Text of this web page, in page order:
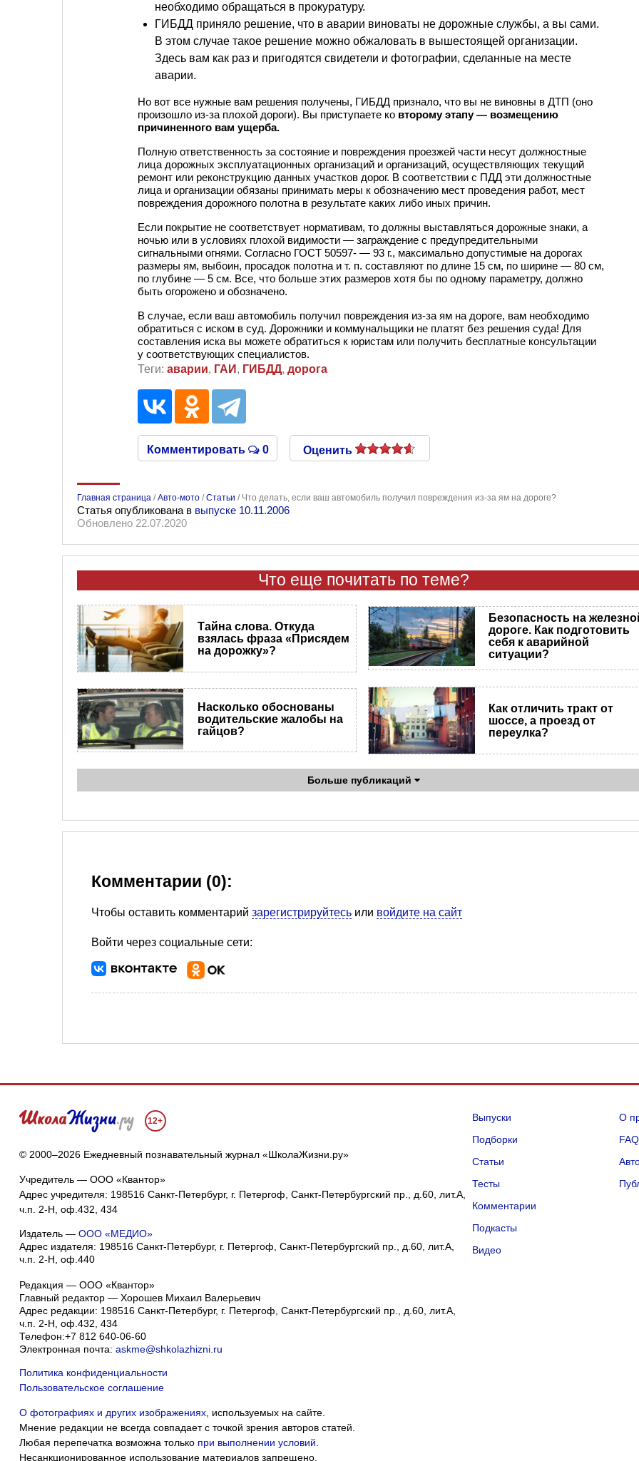
необходимо обращаться в прокуратуру.
ГИБДД приняло решение, что в аварии виноваты не дорожные службы, а вы сами.
В этом случае такое решение можно обжаловать в вышестоящей организации.
Здесь вам как раз и пригодятся свидетели и фотографии, сделанные на месте
аварии.
Но вот все нужные вам решения получены, ГИБДД признало, что вы не виновны в ДТП (оно
произошло из-за плохой дороги). Вы приступаете ко второму этапу — возмещению
причиненного вам ущерба.
Полную ответственность за состояние и повреждения проезжей части несут должностные
лица дорожных эксплуатационных организаций и организаций, осуществляющих текущий
ремонт или реконструкцию данных участков дорог. В соответствии с ПДД эти должностные
лица и организации обязаны принимать меры к обозначению мест проведения работ, мест
повреждения дорожного полотна в результате каких либо иных причин.
Если покрытие не соответствует нормативам, то должны выставляться дорожные знаки, а
ночью или в условиях плохой видимости — заграждение с предупредительными
сигнальными огнями. Согласно ГОСТ 50597- — 93 г., максимально допустимые на дорогах
размеры ям, выбоин, просадок полотна и т. п. составляют по длине 15 см, по ширине — 80 см,
по глубине — 5 см. Все, что больше этих размеров хотя бы по одному параметру, должно
быть огорожено и обозначено.
В случае, если ваш автомобиль получил повреждения из-за ям на дороге, вам необходимо
обратиться с иском в суд. Дорожники и коммунальщики не платят без решения суда! Для
составления иска вы можете обратиться к юристам или получить бесплатные консультации
у соответствующих специалистов.
Теги: аварии, ГАИ , ГИБДД, дорога
Комментировать 0 Оценить
Главная страница /Авто-мото /Статьи / Что делать, если ваш автомобиль получил повреждения из-за ям на дороге?
Статья опубликована в выпуске 10.11.2006
Обновлено 22.07.2020
Что еще почитать по теме?
Тайна слова. Откуда
взялась фраза «Присядем
на дорожку»?
Безопасность на
дороге. Как подготовить
себя к аварийной
ситуации?
Насколько обоснованы
водительские жалобы на
гайцов?
Как отличить тракт от
шоссе, а проезд от
переулка?
Больше публикаций
Комментарии (0):
Чтобы оставить комментарий зарегистрируйтесь или войдите на сайт
Войти через социальные сети:
12+
© 2000–2026 Ежедневный познавательный журнал «ШколаЖизни.ру»
Учредитель — ООО «Квантор»
Адрес учредителя: 198516 Санкт-Петербург, г. Петергоф, Санкт-Петербургский пр., д.60, лит.А,
ч.п. 2-Н, оф.432, 434
Издатель — ООО «МЕДИО»
Адрес издателя: 198516 Санкт-Петербург, г. Петергоф, Санкт-Петербургский пр., д.60, лит.А,
ч.п. 2-Н, оф.440
Редакция — ООО «Квантор»
Главный редактор — Хорошев Михаил Валерьевич
Адрес редакции: 198516 Санкт-Петербург, г. Петергоф Санкт-Петербургский пр., д.60, лит.А,
ч.п. 2-Н, оф.432, 434
Телефон:+7 812 640-06-60
Электронная почта: askme@shkolazhizni.ru
Политика конфиденциальности
Пользовательское соглашение
О фотографиях и других изображениях, используемых на сайте.
Мнение редакции не всегда совпадает с точкой зрения авторов статей.
Любая перепечатка возможна только при выполнении условий
Несанкционированное использование материалов запрещено.
Выпуски
Подборки
Статьи
Тесты
Комментарии
Подкасты
Видео
О
FAQ